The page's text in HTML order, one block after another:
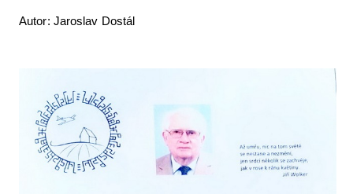
Autor: Jaroslav Dostál